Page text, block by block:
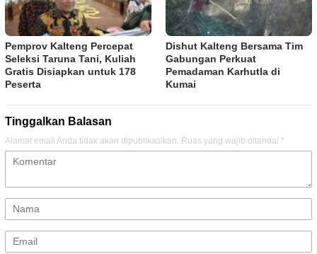
Pemprov Kalteng Percepat
Seleksi Taruna Tani, Kuliah
Gratis Disiapkan untuk 178
Peserta
Dishut Kalteng Bersama Tim
Gabungan Perkuat
Pemadaman Karhutla di
Kumai
Tinggalkan Balasan
Alamat email Anda tidak akan dipublikasikan. Ruas yang wajib ditandai *